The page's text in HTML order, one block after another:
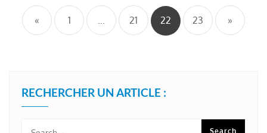
des
publications
« 1 21 22 23 »
RECHERCHER UN ARTICLE :